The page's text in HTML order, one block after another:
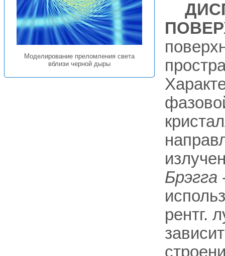
Моделирование преломления света
вблизи черной дыры
Брэгга
рентг.